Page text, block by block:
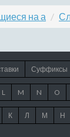
на а
Суффиксы
L M N O
К Л М Н